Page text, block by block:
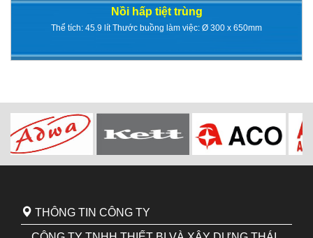
Nồi hấp tiệt trùng
Thể tích: 45.9 lít Thước buồng làm việc: Ø 300 x 650mm
THÔNG TIN CÔNG TY